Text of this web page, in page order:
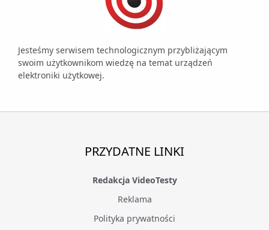
Jesteśmy serwisem technologicznym przybliżającym
swoim użytkownikom wiedzę na temat urządzeń
elektroniki użytkowej.
PRZYDATNE LINKI
Redakcja VideoTesty
Reklama
Polityka prywatności